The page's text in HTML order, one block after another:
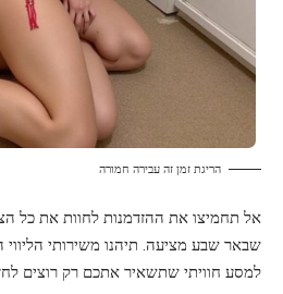
הריגת זמן זה עבירה חמורה
אל תחמיצו את ההזדמנות לחוות את כל
שבאר שבע מציעה. תיהנו משירותי הליווי
למסע חוויתי שתשאיר אתכם רק רוצים